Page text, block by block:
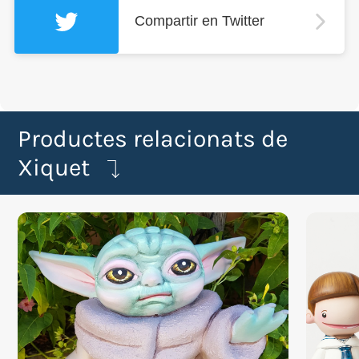
Compartir en Twitter
Productes relacionats de
Xiquet